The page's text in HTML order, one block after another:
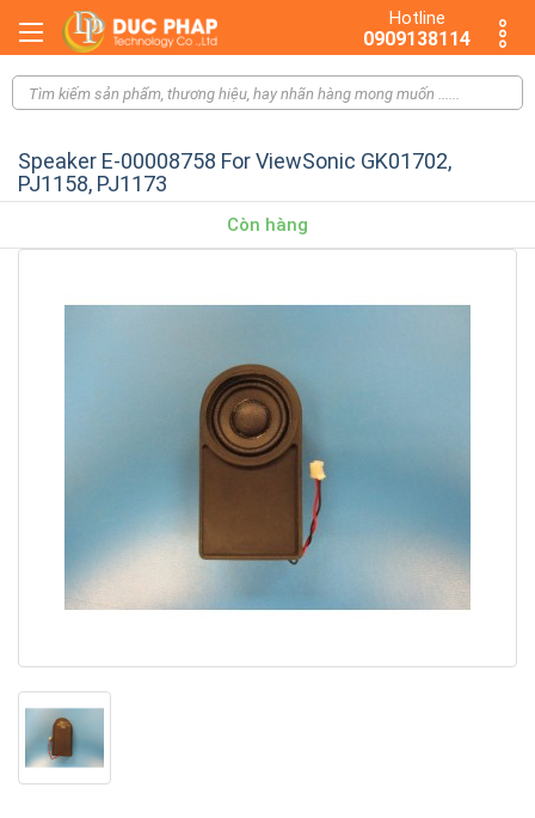
Hotline
0909138114
Speaker E-00008758 For ViewSonic GK01702,
PJ1158, PJ1173
Còn hàng